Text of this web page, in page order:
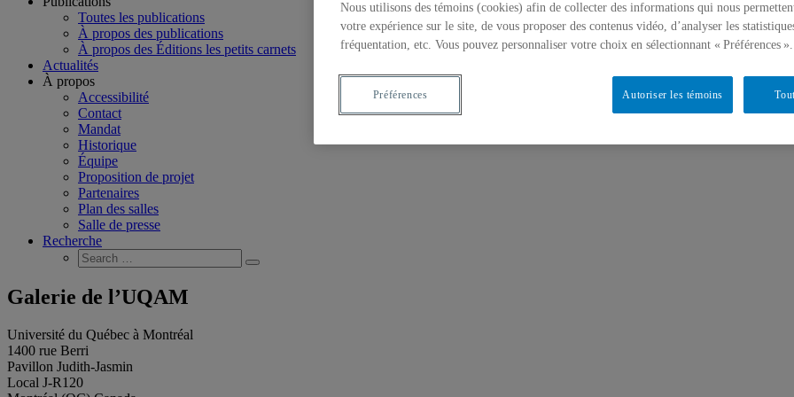
Toutes les publications
À propos des publications
À propos des Éditions les petits carnets
Actualités
À propos
Accessibilité
Contact
Mandat
Historique
Équipe
Proposition de projet
Partenaires
Plan des salles
Salle de presse
Recherche
Search
for:
Search
Galerie de l’UQAM
Université du Québec à Montréal
1400 rue Berri
Pavillon Judith-Jasmin
Local J-R120
Nous utilisons des témoins (cookies) afin de collecter des informations qui nous
votre expérience sur le site, de vous proposer des contenus vidéo, d’analyser les
fréquentation, etc. Vous pouvez personnaliser votre choix en sélectionnant « Préférences ».
Autoriser les témoins
Préférences